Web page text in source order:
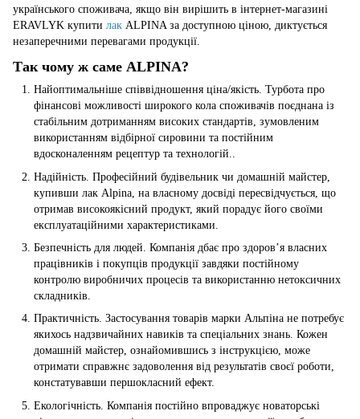
українського споживача, якщо він вирішить в інтернет-магазині
ERAVLYK купити лак ALPINA за доступною ціною, диктується
незаперечними перевагами продукції.
Так чому ж саме ALPINA?
Найоптимальніше співвідношення ціна/якість. Турбота про
фінансові можливості широкого кола споживачів поєднана із
стабільним дотриманням високих стандартів, зумовленим
використанням відбірної сировини та постійним
вдосконаленням рецептур та технологій..
Надійність. Професійний будівельник чи домашній майстер,
купивши лак Alpina, на власному досвіді пересвідчується, що
отримав високоякісний продукт, який порадує його своїми
експлуатаційними характеристиками.
Безпечність для людей. Компанія дбає про здоров’я власних
працівників і покупців продукції завдяки постійному
контролю виробничих процесів та використанню нетоксичних
складників.
Практичність. Застосування товарів марки Альпіна не потребує
якихось надзвичайних навиків та спеціальних знань. Кожен
домашній майстер, ознайомившись з інструкцією, може
отримати справжнє задоволення від результатів своєї роботи,
констатувавши першокласний ефект.
Екологічність. Компанія постійно впроваджує новаторські